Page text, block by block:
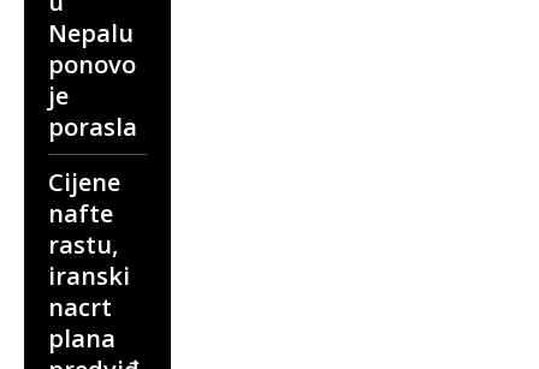
Nepalu
ponovo
je
porasla
Cijene
nafte
rastu,
iranski
nacrt
plana